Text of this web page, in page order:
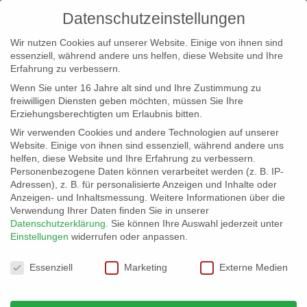
info@erfolgreich-events.de
+4940 46 777 230
Datenschutzeinstellungen
Wir nutzen Cookies auf unserer Website. Einige von ihnen sind
essenziell, während andere uns helfen, diese Website und Ihre
Erfahrung zu verbessern.
Wenn Sie unter 16 Jahre alt sind und Ihre Zustimmung zu
freiwilligen Diensten geben möchten, müssen Sie Ihre
Erziehungsberechtigten um Erlaubnis bitten.
Wir verwenden Cookies und andere Technologien auf unserer
Website. Einige von ihnen sind essenziell, während andere uns
helfen, diese Website und Ihre Erfahrung zu verbessern.
Personenbezogene Daten können verarbeitet werden (z. B. IP-
Adressen), z. B. für personalisierte Anzeigen und Inhalte oder
Anzeigen- und Inhaltsmessung. Weitere Informationen über die
Verwendung Ihrer Daten finden Sie in unserer
Datenschutzerklärung
Sie können Ihre Auswahl jederzeit unter
Einstellungen widerrufen oder anpassen.
Datenschutzeinstellungen
Essenziell Marketing Externe Medien